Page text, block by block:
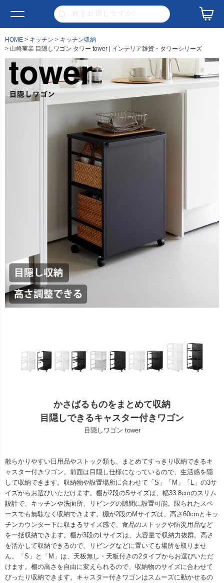
HOME キッチン
キッチン収納
山崎実業 目隠しワゴン タワー tower | インテリア雑貨・タワーシリーズ
かさばるものをまとめて収納
目隠しできるキャスター付きワゴン
目隠しワゴン tower
散らかりやすい日用品やストック類も、まとめてすっきり収納できるキ
ャスター付きワゴン。前面は目隠し仕様になっているので、生活感を隠
して収納できます。収納物や設置場所に合わせて「S」「M」「L」の3サ
イズからお選びいただけます。棚が2段のSサイズは、幅33.8cmのスリム
設計で、キッチンや洗面所、リビングの隙間に設置可能。限られたスペ
ースでも無駄なく収納できます。棚が2段のMサイズは、高さ60cmとキッ
チンカウンター下に収まるサイズ感で、食品のストックや防災用品など
を一括収納できます。棚が3段のLサイズは、大容量で収納力抜群。高さ
を活かして収納できるので、リビングなどに置いても場所を取りませ
ん。「S」と「M」は、天板無し・天板付きの2タイプからお選びいただ
けます。棚の高さを自由に変えられるので、収納物のサイズに合わせて
ぴったり収納できます。キャスター付きワゴンはスムーズに動かせるの